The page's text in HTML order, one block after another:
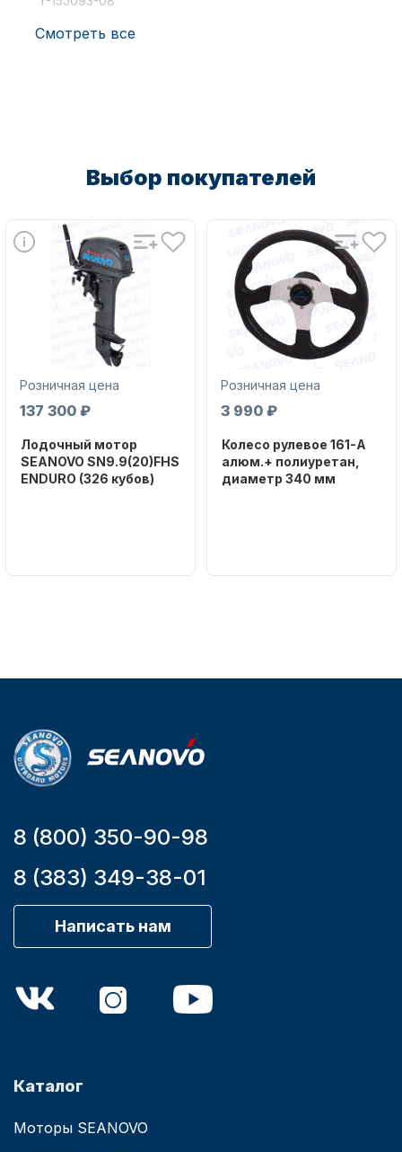
Подобрать запчасти для
лодочных моторов
Смотреть все
Выбор покупателей
Розничная цена
137 300 ₽
Лодочный мотор
SEANOVO SN9.9(20)FHS
ENDURO (326 кубов)
Розничная цена
3 990 ₽
Колесо рулевое 161-A
алюм.+ полиуретан,
диаметр 340 мм
8 (800) 350-90-98
8 (383) 349-38-01
Написать нам
Каталог
Моторы SEANOVO